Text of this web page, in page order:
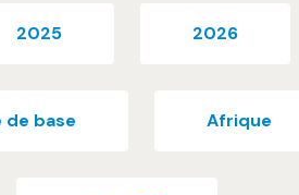
2025 2026
de base Afrique